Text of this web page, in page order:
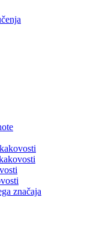
značaja